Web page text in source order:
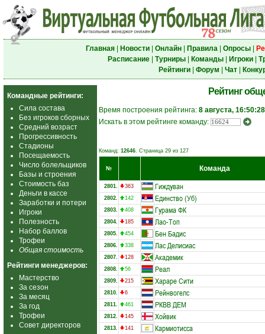
Главная| Новости| Онлайн| Правила| Опросы|
Расписание| Турниры| Команды| Игроки|
Рейтинги| Форум Чат|
Командные рейтинги:
Сила состава
Без игроков сборных
Средний возраст
Прогрессивность
Стадионы
Посещаемость
Число болельщиков
Базы и строения
Стоимость баз
Деньги в кассе
Заработки и потери
Игроки
Полезность
Набор баллов
Трофеи
Общая стоимость
Рейтинги менеджеров:
Мастерство
За сезон
За месяц
За год
Трофеи
Совет директоров
Рейтинг
Время построения рейтинга: 8 августа, 16:50:28
Искать в этом рейтинге команду:
Команд: 12646. Страница 29 из 127
№ Команда
2801. 363 Гиждуван
2802. 142 Единство (Уб)
2803. 408 Гурама ФК
2804. 185 Лао-Топ
2805. 454 Бен Бадис
2806. 338 Лас Делисиас
2807. 128 Академик
2808. 56 Реал
2809. 215 Хараре Сити
2810. 6 Рейнвогелс
2811. 461 РКВВ ДЕМ
2812. 145 Хойвик
2813. 141 Кармиотисса